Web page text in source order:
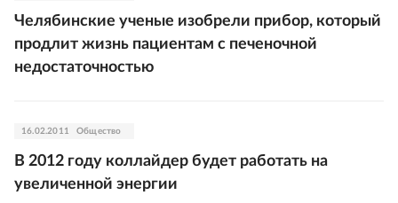
Челябинские ученые изобрели прибор, который
продлит жизнь пациентам с печеночной
недостаточностью
16.02.2011 Общество
В 2012 году коллайдер будет работать на
увеличенной энергии